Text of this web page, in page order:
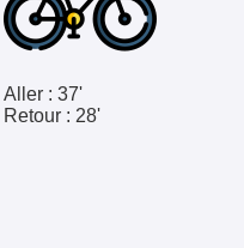
Aller : 37'
Retour : 28'